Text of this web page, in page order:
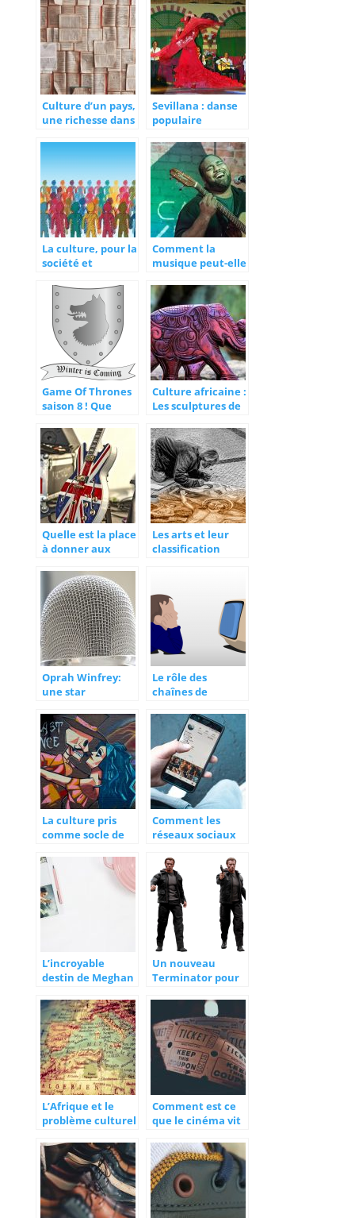
Européenne? CARITATIVES
Culture d’un pays,
une richesse dans
Sevillana : danse
populaire
La culture, pour la
société et
Comment la
musique peut-elle
de revendication
social ?
Game Of Thrones
saison 8 ! Que
de cette ultime
saison ?
Culture africaine :
Les sculptures de
Quelle est la place
à donner aux
cinéma ?
Les arts et leur
classification
Oprah Winfrey:
une star
planétaire
Le rôle des
chaînes de
culture
La culture pris
comme socle de
culturelles de la
société
Comment les
réseaux sociaux
notre perception
de la société ?
L’incroyable
destin de Meghan
Un nouveau
Terminator pour
la saga tant
attendue
L’Afrique et le
problème culturel
éducation
Comment est ce
que le cinéma vit
jeunesse ?